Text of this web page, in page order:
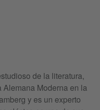
de la literatura,
Alemana Moderna en la
y es un experto